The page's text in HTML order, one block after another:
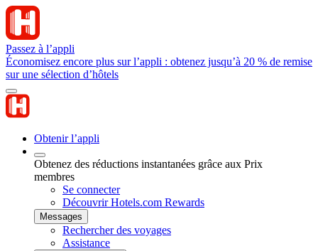
Passez à l’appli
Économisez encore plus sur l’appli : obtenez jusqu’à 20 % de remise
sur une sélection d’hôtels
Obtenir l’appli
Obtenez des réductions instantanées grâce aux Prix
membres
Se connecter
Découvrir Hotels.com Rewards
Messages
Rechercher des voyages
Assistance